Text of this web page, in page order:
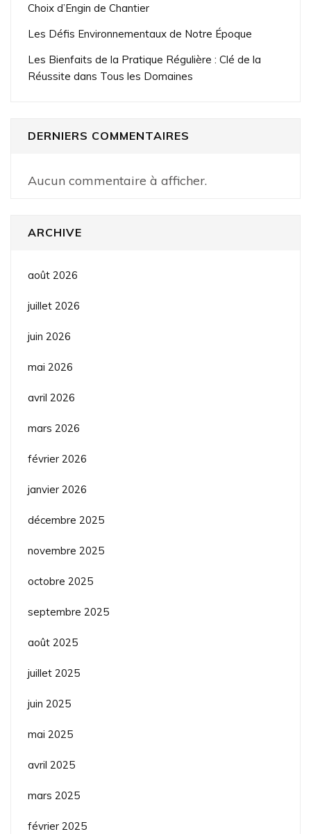
Choix d’Engin de Chantier
Les Défis Environnementaux de Notre Époque
Les Bienfaits de la Pratique Régulière : Clé de la
Réussite dans Tous les Domaines
DERNIERS COMMENTAIRES
Aucun commentaire à afficher.
ARCHIVE
août 2026
juillet 2026
juin 2026
mai 2026
avril 2026
mars 2026
février 2026
janvier 2026
décembre 2025
novembre 2025
octobre 2025
septembre 2025
août 2025
juillet 2025
juin 2025
mai 2025
avril 2025
mars 2025
février 2025